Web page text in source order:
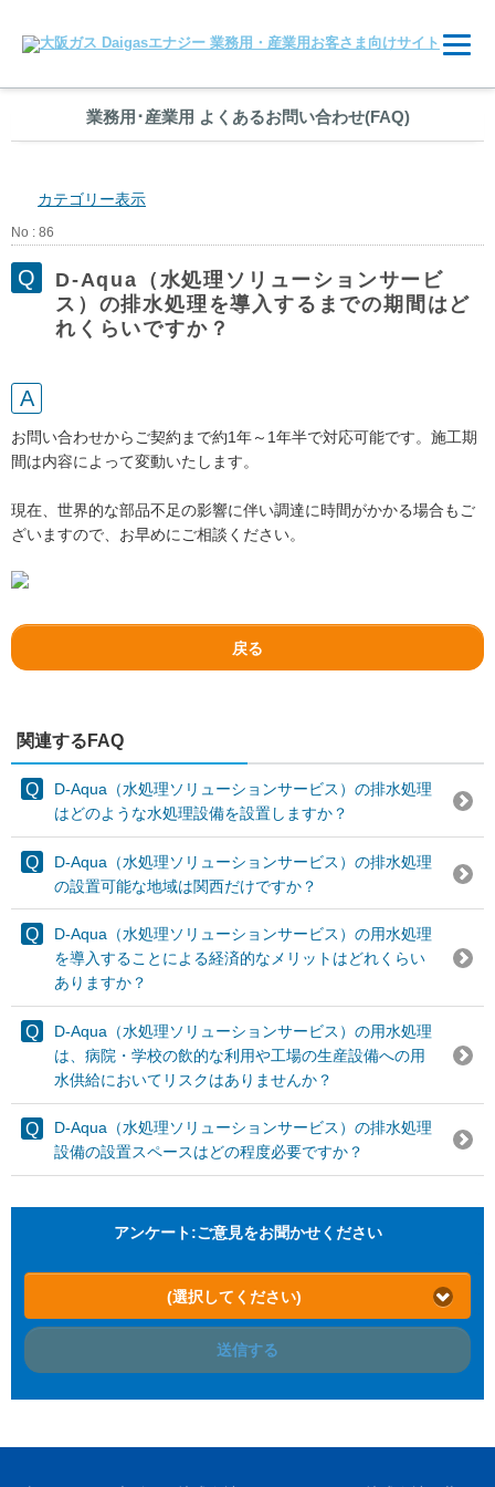
業務用 ･産業用 よくあるお問い合わせ(FAQ)
カテゴリー表示
No : 86
D-Aqua（水処理ソリューションサービ
ス）の排水処理を導入するまでの期間はど
れくらいですか？
お問い合わせからご契約まで約1年～1年半で対応可能です。施工期
間は内容によって変動いたします。
現在、世界的な部品不足の影響に伴い調達に時間がかかる場合もご
ざいますので、お早めにご相談ください。
戻る
関連するFAQ
D-Aqua（水処理ソリューションサービス）の排水処理
はどのような水処理設備を設置しますか？
D-Aqua（水処理ソリューションサービス）の排水処理
の設置可能な地域は関西だけですか？
D-Aqua（水処理ソリューションサービス）の用水処理
を導入することによる経済的なメリットはどれくらい
ありますか？
D-Aqua（水処理ソリューションサービス）の用水処理
は、病院・学校の飲的な利用や工場の生産設備への用
水供給においてリスクはありませんか？
D-Aqua（水処理ソリューションサービス）の排水処理
設備の設置スペースはどの程度必要ですか？
アンケート:ご意見をお聞かせください
(選択してください)
送信する